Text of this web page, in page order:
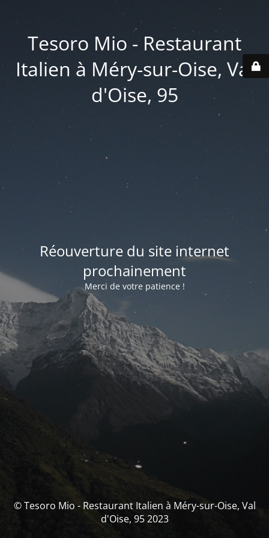
Tesoro Mio - Restaurant
Italien à Méry-sur-Oise, Val
d'Oise, 95
Réouverture du site internet
prochainement
Merci de votre patience !
© Tesoro Mio - Restaurant Italien à Méry-sur-Oise, Val
d'Oise, 95 2023